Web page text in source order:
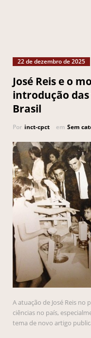
22 de dezembro de 2025
José Reis e o
introdução
Brasil
Por inct-cpct em Sem
A atuação de José Reis
ciências no país,
tema de novo artigo